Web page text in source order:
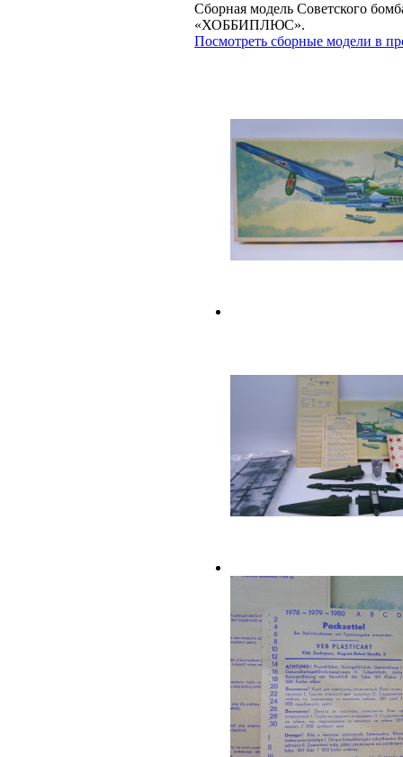
Сборная модель Советского
«ХОББИПЛЮС».
Посмотреть сборные модели в